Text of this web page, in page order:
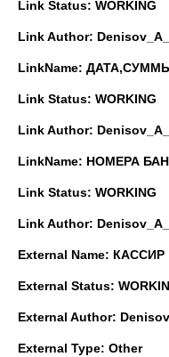
Link Status: WORKING
Link Author:
LinkName:
Link Status: WORKING
Link Author:
LinkName: НОМЕРА
Link Status: WORKING
Link Author:
External Name: КАССИР
External Status:
External Author:
External Type: Other